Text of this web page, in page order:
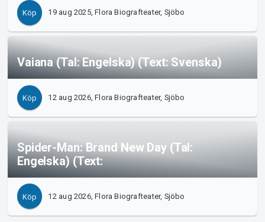
Köp 19 aug 2025, Flora Biografteater, Sjöbo
Vaiana (Tal: Engelska) (Text: Svenska)
Köp 12 aug 2026, Flora Biografteater, Sjöbo
Spider-Man: Brand New Day (Tal:
Engelska) (Text:
Köp 12 aug 2026, Flora Biografteater, Sjöbo